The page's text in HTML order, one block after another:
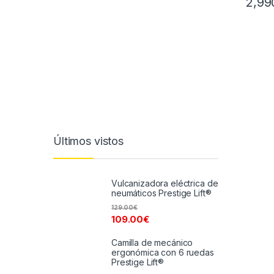
Últimos vistos
Vulcanizadora eléctrica de
neumáticos Prestige Lift®
109.00€
129.00€
Camilla de mecánico
ergonómica con 6 ruedas
Prestige Lift®